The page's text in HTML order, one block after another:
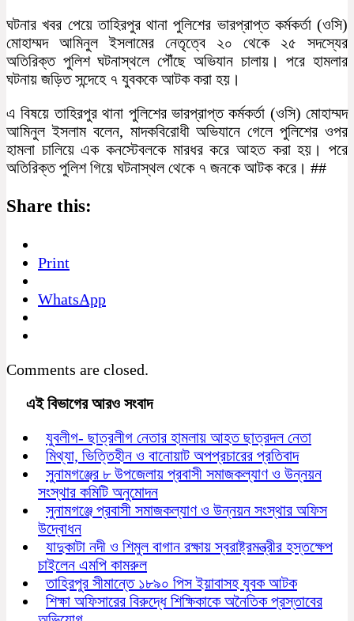
ঘটনার খবর পেয়ে তাহিরপুর থানা পুলিশের ভারপ্রাপ্ত কর্মকর্তা (ওসি)
মোহাম্মদ আমিনুল ইসলামের নেতৃত্বে ২০ থেকে ২৫ সদস্যের
অতিরিক্ত পুলিশ ঘটনাস্থলে পৌঁছে অভিযান চালায়। পরে হামলার
ঘটনায় জড়িত সন্দেহে ৭ যুবককে আটক করা হয়।
এ বিষয়ে তাহিরপুর থানা পুলিশের ভারপ্রাপ্ত কর্মকর্তা (ওসি) মোহাম্মদ
আমিনুল ইসলাম বলেন, মাদকবিরোধী অভিযানে গেলে পুলিশের ওপর
হামলা চালিয়ে এক কনস্টেবলকে মারধর করে আহত করা হয়। পরে
অতিরিক্ত পুলিশ গিয়ে ঘটনাস্থল থেকে ৭ জনকে আটক করে। ##
Share this:
Print
WhatsApp
Comments are closed.
এই বিভাগের আরও সংবাদ
যুবলীগ- ছাত্রলীগ নেতার হামলায় আহত ছাত্রদল নেতা
মিথ্যা, ভিত্তিহীন ও বানোয়াট অপপ্রচারের প্রতিবাদ
সুনামগঞ্জের ৮ উপজেলায় প্রবাসী সমাজকল্যাণ ও উন্নয়ন
সংস্থার কমিটি অনুমোদন
সুনামগঞ্জে প্রবাসী সমাজকল্যাণ ও উন্নয়ন সংস্থার অফিস
উদ্বোধন
যাদুকাটা নদী ও শিমুল বাগান রক্ষায় স্বরাষ্ট্রমন্ত্রীর হস্তক্ষেপ
চাইলেন এমপি কামরুল
তাহিরপুর সীমান্তে ১৮৯০ পিস ইয়াবাসহ যুবক আটক
শিক্ষা অফিসারের বিরুদ্ধে শিক্ষিকাকে অনৈতিক প্রস্তাবের